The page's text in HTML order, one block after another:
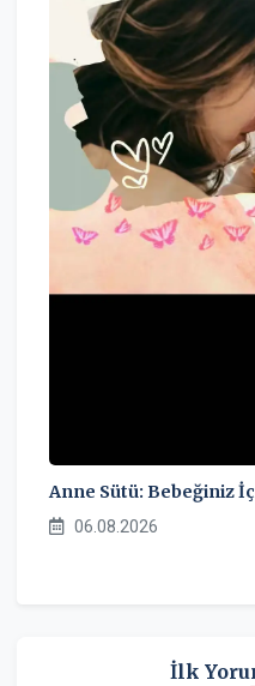
Anne Sütü: Bebeğiniz
06.08.2026
İlk